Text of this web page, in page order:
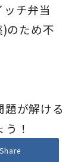
ッチ弁当
のため不
が解ける
！
Share